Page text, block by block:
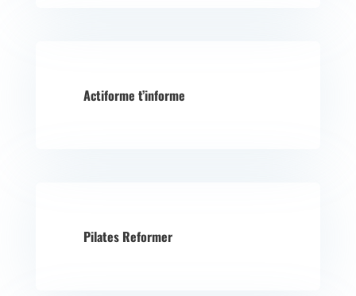
Actiforme t’informe
Pilates Reformer